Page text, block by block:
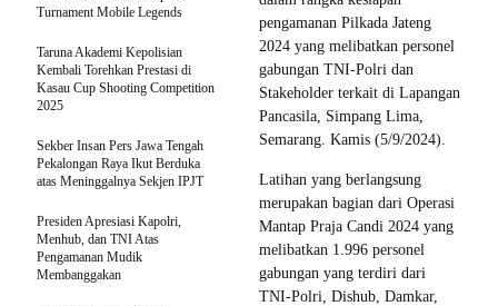
pengamanan Pilkada Jateng
2024 yang melibatkan personel
gabungan TNI-Polri dan
Stakeholder terkait di Lapangan
Pancasila, Simpang Lima,
Semarang. Kamis (5/9/2024).
Latihan yang berlangsung
merupakan bagian dari Operasi
Mantap Praja Candi 2024 yang
melibatkan 1.996 personel
gabungan yang terdiri dari
TNI-Polri, Dishub, Damkar,
Turnament Mobile Legends
Taruna Akademi Kepolisian
Kembali Torehkan Prestasi di
Kasau Cup Shooting Competition
2025
Sekber Insan Pers Jawa Tengah
Pekalongan Raya Ikut Berduka
atas Meninggalnya Sekjen IPJT
Presiden Apresiasi Kapolri,
Menhub, dan TNI Atas
Pengamanan Mudik
Membanggakan